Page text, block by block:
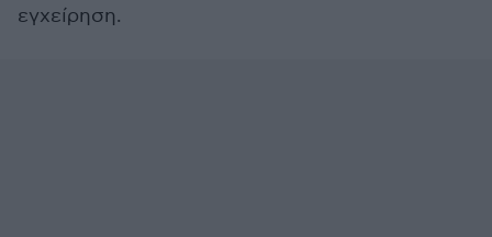
εγχείρηση.